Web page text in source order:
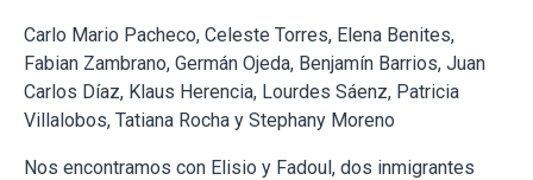
Carlo Mario Pacheco, Celeste Torres, Elena Benites,
Fabian Zambrano, Germán Ojeda, Benjamín Barrios, Juan
Carlos Díaz, Klaus Herencia, Lourdes Sáenz, Patricia
Villalobos, Tatiana Rocha y Stephany Moreno
Nos encontramos con Elisio y Fadoul, dos inmigrantes